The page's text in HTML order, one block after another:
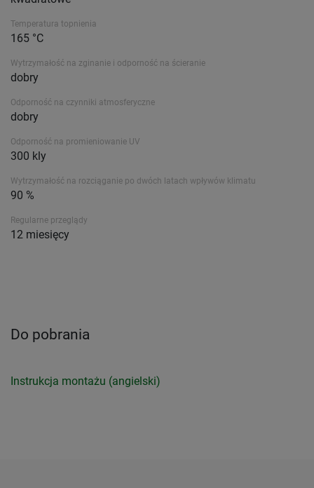
Temperatura topnienia
165 °C
Wytrzymałość na zginanie i odporność na ścieranie
dobry
Odporność na czynniki atmosferyczne
dobry
Odporność na promieniowanie UV
300 kly
Wytrzymałość na rozciąganie po dwóch latach wpływów klimatu
90 %
Regularne przeglądy
12 miesięcy
Do pobrania
Instrukcja montażu (angielski)